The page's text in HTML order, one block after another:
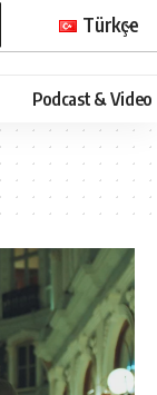
Türkçe
Podcast & Video